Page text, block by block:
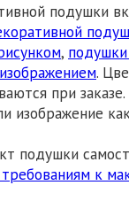
подушки
,
.
при
изображение
подушки
к